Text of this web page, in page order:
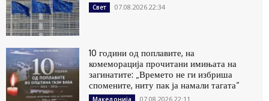
Свет 07.08.2026 22:34
10 години од поплавите, на
комеморација прочитани имињата на
загинатите: „Времето не ги избриша
спомените, ниту пак ја намали тагата“
Македонија 07.08.2026 22:11